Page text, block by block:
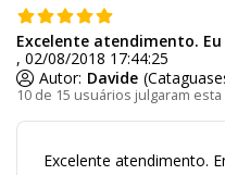
10 de 15 usuários julgaram
Excelente atendimento.
, 02/08/2018 17:44:25
Autor: Davide
Excelente atendimento.